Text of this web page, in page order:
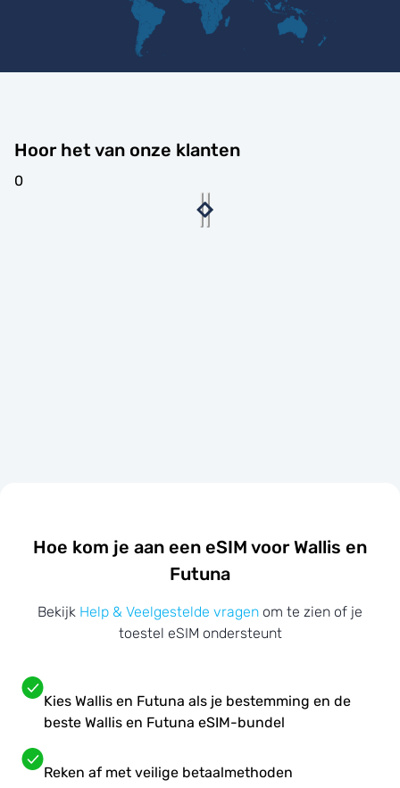
Hoor het van onze klanten
0
Hoe kom je aan een eSIM voor Wallis en
Futuna
Bekijk Help & Veelgestelde vragen om te zien of je
toestel eSIM ondersteunt
Kies Wallis en Futuna als je bestemming en de
beste Wallis en Futuna eSIM-bundel
Reken af met veilige betaalmethoden